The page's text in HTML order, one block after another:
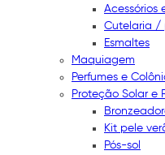
Acessórios
Cutelaria /
Esmaltes
Maquiagem
Perfumes e
Proteção Solar e
Kit pele
Pós-sol